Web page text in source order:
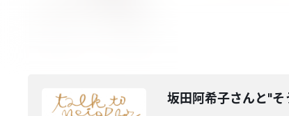
坂田阿希子さんと"